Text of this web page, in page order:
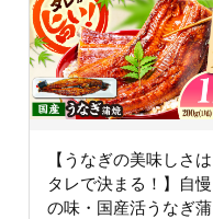
【うなぎの美味しさは
タレで決まる！】自慢
の味・国産活うなぎ蒲